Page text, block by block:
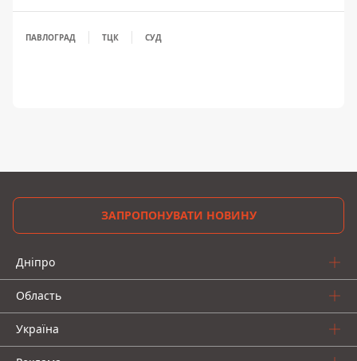
ПАВЛОГРАД ТЦК СУД
ЗАПРОПОНУВАТИ НОВИНУ
Дніпро
Область
Україна